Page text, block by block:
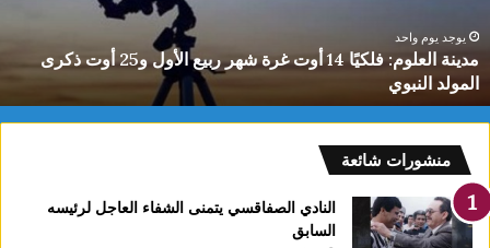
يوم واحد
مدينة العلوم: فلكيًا 14 أوت غرة شهر ربيع الأول و25 أوت ذكرى
النبوي
10
سنوات
منشورات شائعة
النادي الصفاقسي يتمنى الشفاء العاجل لرئيسه
السابق